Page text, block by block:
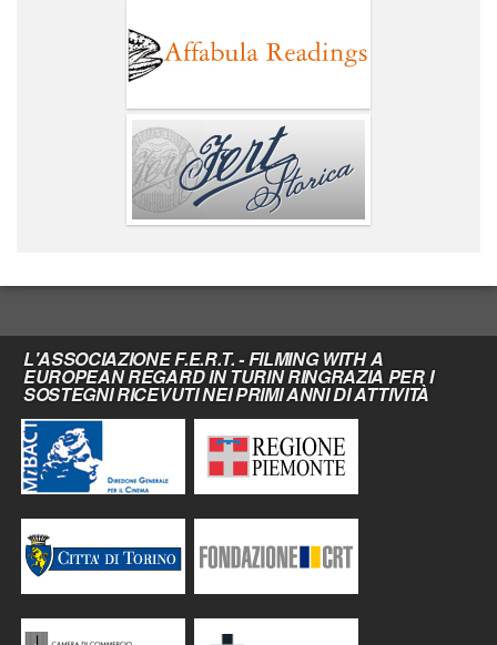
L'ASSOCIAZIONE F.E.R.T. - FILMING WITH A
EUROPEAN REGARD IN TURIN RINGRAZIA PER I
SOSTEGNI RICEVUTI NEI PRIMI ANNI DI ATTIVITÀ